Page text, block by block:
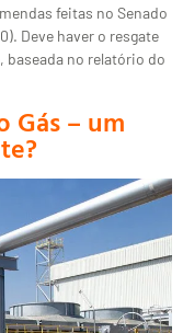
feitas no Senado
Deve haver o resgate
baseada no relatório do
Gás – um